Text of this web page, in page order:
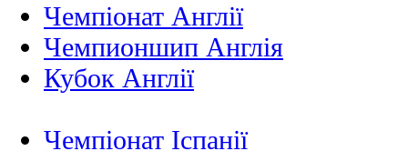
Чемпіонат Англії
Чемпионшип Англія
Кубок Англії
Чемпіонат Іспанії